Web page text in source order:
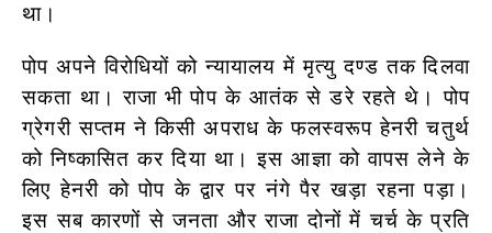
था।
पोप अपने विरोधियों को न्यायालय में मृत्यु दण्ड तक दिलवा
सकता था। राजा भी पोप के आतंक से डरे रहते थे। पोप
ग्रेगरी सप्तम ने किसी अपराध के फलस्वरूप हेनरी चतुर्थ
को निष्कासित कर दिया था। इस आज्ञा को वापस लेने के
लिए हेनरी को पोप के द्वार पर नंगे पैर खड़ा रहना पड़ा।
इस सब कारणों से जनता और राजा दोनों में चर्च के प्रति